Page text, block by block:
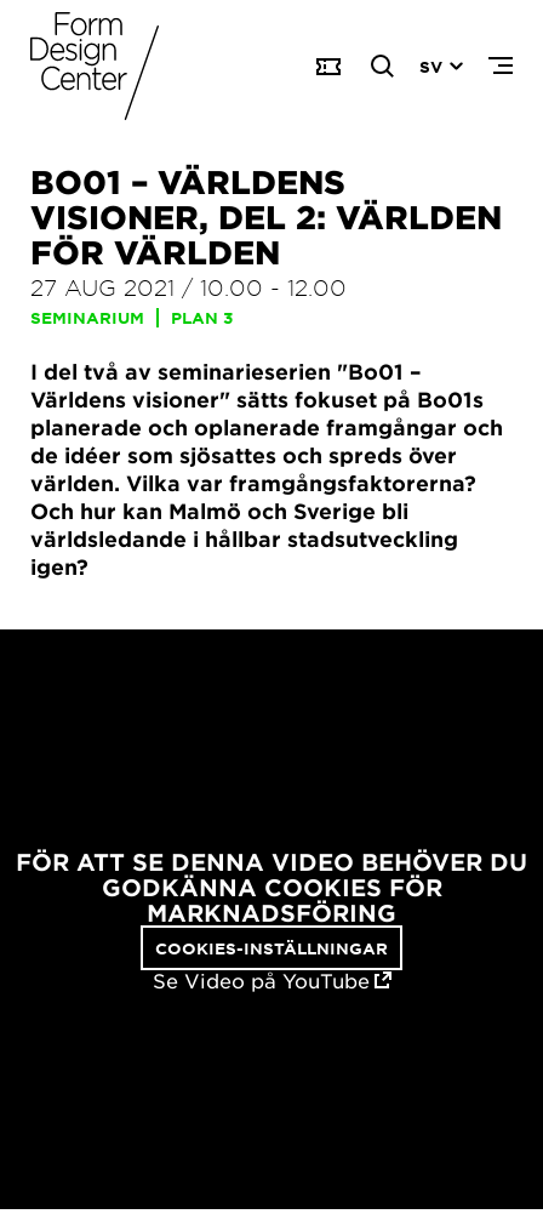
SV
BO01 – VÄRLDENS
VISIONER, DEL 2: VÄRLDEN
FÖR VÄRLDEN
27 AUG 2021 / 10.00 - 12.00
SEMINARIUM PLAN 3
I del två av seminarieserien "Bo01 –
Världens visioner" sätts fokuset på Bo01s
planerade och oplanerade framgångar och
de idéer som sjösattes och spreds över
världen. Vilka var framgångsfaktorerna?
Och hur kan Malmö och Sverige bli
världsledande i hållbar stadsutveckling
igen?
FÖR ATT SE DENNA VIDEO BEHÖVER DU
GODKÄNNA COOKIES FÖR
MARKNADSFÖRING
COOKIES-INSTÄLLNINGAR
Se Video på YouTube